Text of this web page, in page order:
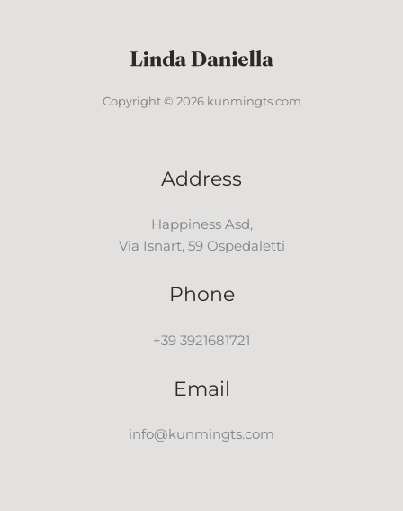
Copyright © 2026 kunmingts.com
Address
Happiness Asd,
Via Isnart, 59 Ospedaletti
Phone
+39 3921681721
Email
info@kunmingts.com